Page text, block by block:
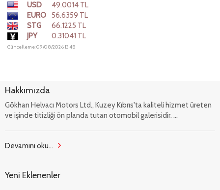
USD
49.0014 TL
EURO
56.6359 TL
STG
66.1225 TL
JPY
0.31041 TL
Güncelleme: 09/08/2026 13:48
Hakkımızda
Gökhan Helvacı Motors Ltd., Kuzey Kıbrıs'ta kaliteli hizmet üreten
ve işinde titizliği ön planda tutan otomobil galerisidir. ...
Devamını oku...
Yeni Eklenenler